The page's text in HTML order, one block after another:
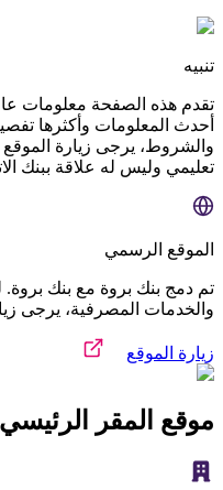
تنبيه
تقدم هذه الصفحة معلومات
أحدث المعلومات وأكثرها
والشروط، يرجى زيارة الموقع
تعليمي وليس له علاقة ببنك
الموقع الرسمي
تم دمج بنك بروة مع بنك
والخدمات المصرفية، يرجى
زيارة الموقع
موقع المقر الرئيسي